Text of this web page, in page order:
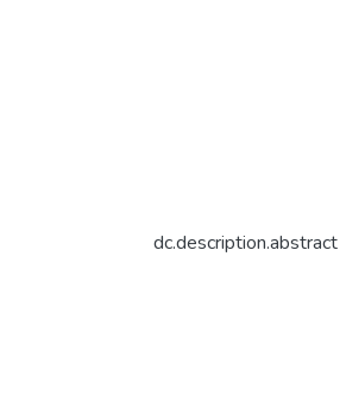
dc.description.abstract